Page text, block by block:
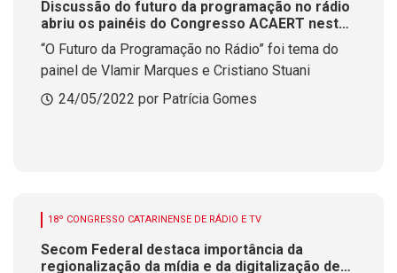
Discussão do futuro da programação no rádio
abriu os painéis do Congresso ACAERT nesta
terça-feira
“O Futuro da Programação no Rádio” foi tema do
painel de Vlamir Marques e Cristiano Stuani
24/05/2022 por Patrícia Gomes
18º CONGRESSO CATARINENSE DE RÁDIO E TV
Secom Federal destaca importância da
regionalização da mídia e da digitalização de